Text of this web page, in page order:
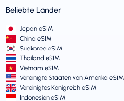
Beliebte Länder
Japan eSIM
China eSIM
Südkorea eSIM
Thailand eSIM
Vietnam eSIM
Vereinigte Staaten von Amerika eSIM
Vereinigtes Königreich eSIM
Indonesien eSIM